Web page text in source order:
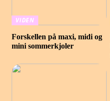
VIDEN
Forskellen på maxi, midi og
mini sommerkjoler